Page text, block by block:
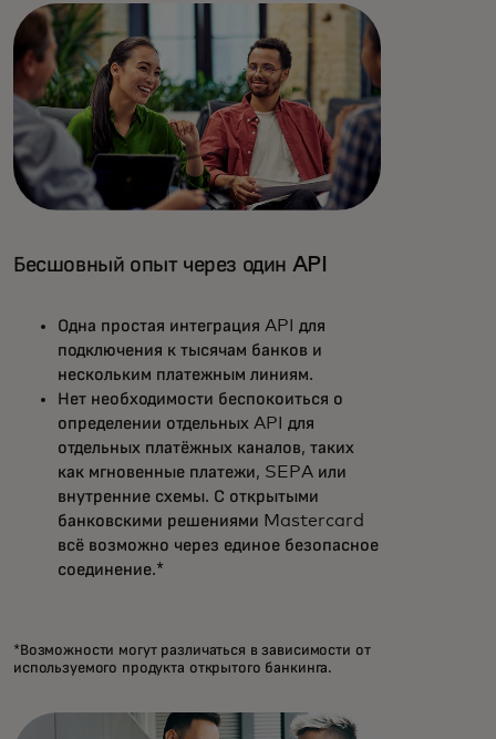
Бесшовный опыт через один API
Одна простая интеграция API для
подключения к тысячам банков и
нескольким платежным линиям.
Нет необходимости беспокоиться о
определении отдельных API для
отдельных платёжных каналов, таких
как мгновенные платежи, SEPA или
внутренние схемы. С открытыми
банковскими решениями Mastercard
всё возможно через единое безопасное
соединение.*
*Возможности могут различаться в зависимости от
используемого продукта открытого банкинга.